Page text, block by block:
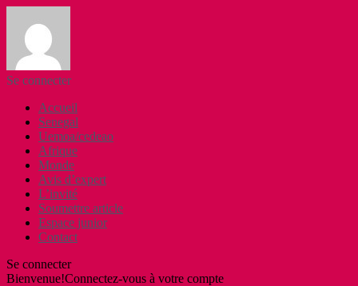
Se connecter
Accueil
Senegal
Uemoa/cedeao
Afrique
Monde
Avis d’expert
L’invité
Soumettre article
Espace junior
Contact
Se connecter
Bienvenue!Connectez-vous à votre compte